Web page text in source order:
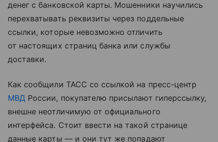
денег с банковской карты. Мошенники научились
перехватывать реквизиты через поддельные
ссылки, которые невозможно отличить
от настоящих страниц банка или службы
доставки.
Как сообщили ТАСС со ссылкой на пресс-центр
МВД России, покупателю присылают гиперссылку,
внешне неотличимую от официального
интерфейса. Стоит ввести на такой странице
данные карты — и они тут же попадают